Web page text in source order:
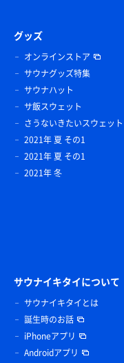
グッズ
オンラインストア
サウナグッズ特集
サウナハット
サ飯スウェット
さうないきたいスウェット
2021年 夏 その1
2021年 夏 その1
2021年 冬
サウナイキタイについて
サウナイキタイとは
誕生時のお話
iPhoneアプリ
Androidアプリ